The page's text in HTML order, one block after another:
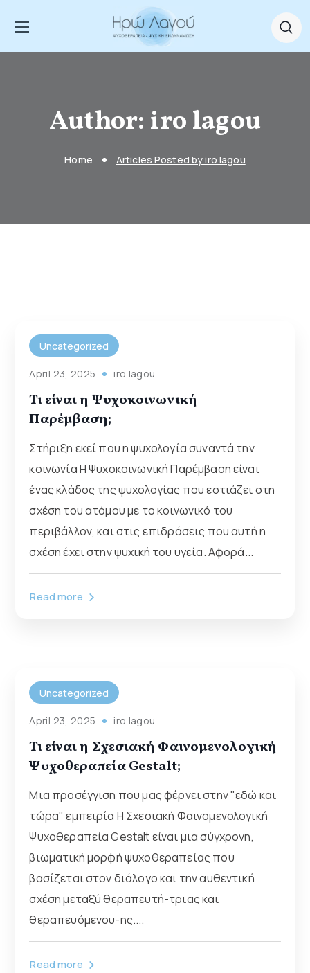
Author: iro lagou
Home Articles Posted by iro lagou
Uncategorized
April 23, 2025 iro lagou
Τι είναι η Ψυχοκοινωνική
Παρέμβαση;
Στήριξη εκεί που η ψυχολογία συναντά την
κοινωνία Η Ψυχοκοινωνική Παρέμβαση είναι
ένας κλάδος της ψυχολογίας που εστιάζει στη
σχέση του ατόμου με το κοινωνικό του
περιβάλλον, και στις επιδράσεις που αυτή η
σχέση έχει στην ψυχική του υγεία. Αφορά...
Read more
Uncategorized
April 23, 2025 iro lagou
Τι είναι η Σχεσιακή Φαινομενολογική
Ψυχοθεραπεία Gestalt;
Μια προσέγγιση που μας φέρνει στην "εδώ και
τώρα" εμπειρία Η Σχεσιακή Φαινομενολογική
Ψυχοθεραπεία Gestalt είναι μια σύγχρονη,
βιωματική μορφή ψυχοθεραπείας που
βασίζεται στον διάλογο και την αυθεντική
σχέση μεταξύ θεραπευτή-τριας και
θεραπευόμενου-ης....
Read more